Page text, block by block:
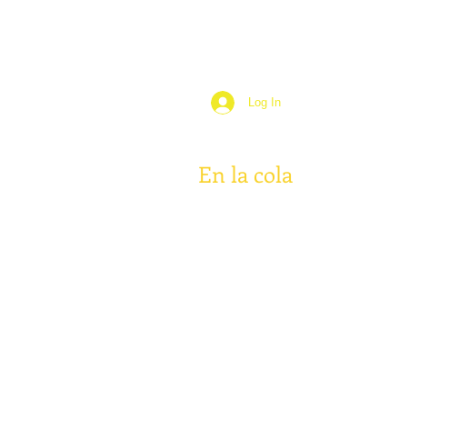
Log In
En la cola